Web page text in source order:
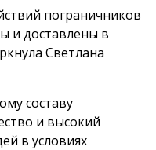
пограничников
и доставлены в
Светлана
составу
и высокий
в условиях